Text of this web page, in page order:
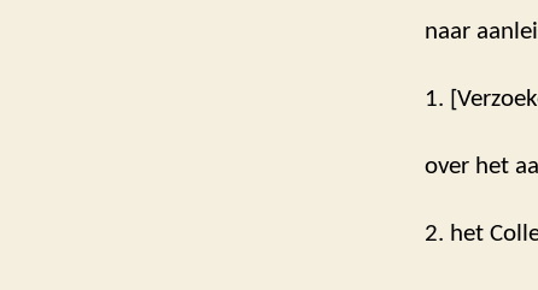
naar
1.
over het
2. het